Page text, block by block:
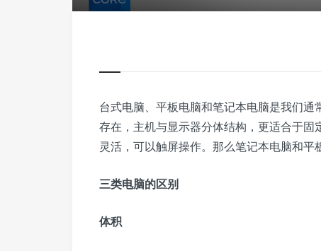
台式电脑、平板电脑和笔记本电脑是我们
存在，主机与显示器分体结构，更适合于
灵活，可以触屏操作。那么笔记本电脑和平
三类电脑的区别
体积